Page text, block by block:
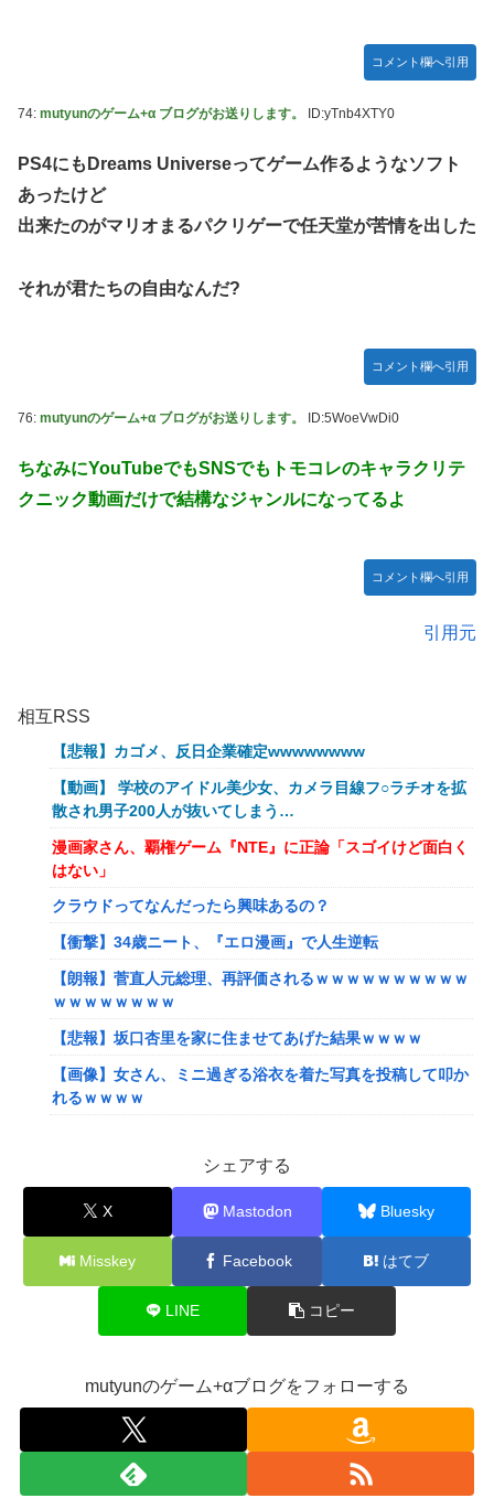
コメント欄へ引用
74: mutyunのゲーム+α ブログがお送りします。 ID:yTnb4XTY0
PS4にもDreams Universeってゲーム作るようなソフト
あったけど
出来たのがマリオまるパクリゲーで任天堂が苦情を出した
それが君たちの自由なんだ?
コメント欄へ引用
76: mutyunのゲーム+α ブログがお送りします。 ID:5WoeVwDi0
ちなみにYouTubeでもSNSでもトモコレのキャラクリテ
クニック動画だけで結構なジャンルになってるよ
コメント欄へ引用
引用元
相互RSS
【悲報】カゴメ、反日企業確定wwwwwwww
【動画】 学校のアイドル美少女、カメラ目線フ○ラチオを拡
散され男子200人が抜いてしまう…
漫画家さん、覇権ゲーム『NTE』に正論「スゴイけど面白く
はない」
クラウドってなんだったら興味あるの？
【衝撃】34歳ニート、『エロ漫画』で人生逆転
【朗報】菅直人元総理、再評価されるｗｗｗｗｗｗｗｗｗｗ
ｗｗｗｗｗｗｗｗ
【悲報】坂口杏里を家に住ませてあげた結果ｗｗｗｗ
【画像】女さん、ミニ過ぎる浴衣を着た写真を投稿して叩か
れるｗｗｗｗ
ュースで見たわ」→結果wwwwwwww
【画像】20年前のAV、キチガイすぎるwwwwww
管理会社から厳重注意されてお気持ち表明ｗｗｗ
【悲報】粗品、永久追放ｗｗｗｗｗｗｗｗｗｗｗｗｗｗｗ
【画像】キングダムの河了貂、「あったけぇ壁」に引き続き
更に味方をぶっ殺す作戦を実行する
【艦これ】でもイベントのたびに思うんだ 空母機動部隊っ
てクソだわ！
シェアする
X Mastodon Bluesky
Misskey Facebook はてブ
LINE コピー
mutyunのゲーム+αブログをフォローする